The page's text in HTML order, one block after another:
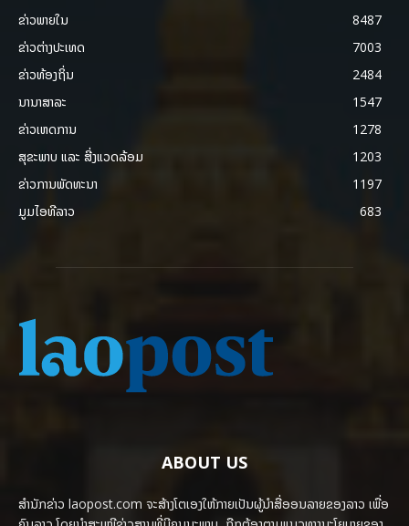
ຂ່າວພາຍ​ໃນ
8487
ຂ່າວຕ່າງປະເທດ
7003
ຂ່າວທ້ອງຖິ່ນ
2484
ນານາສາລະ
1547
ຂ່າວເຫດການ
1278
ສຸຂະພາບ ແລະ ສີ່ງແວດລ້ອມ
1203
ຂ່າວການພັດທະນາ
1197
ມູມໄອທີລາວ
683
ABOUT US
ສຳນັກຂ່າວ laopost.com ຈະສ້າງໂຕເອງໃຫ້ກາຍເປັນຜູ້ນຳສື່ອອນລາຍຂອງລາວ ເພື່ອ